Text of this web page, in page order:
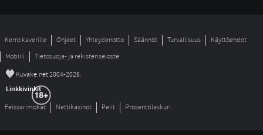
Kerro kaverille Ohjeet Yhteydenotto Säännöt Turvallisuus
Käyttöehdot
Mobiili
Tietosuoja- ja rekisteriseloste
© Kuvake.net 2004-2026.
Linkkivinkit
Feissarimokat Nettikasinot Pelit Prosenttilaskuri